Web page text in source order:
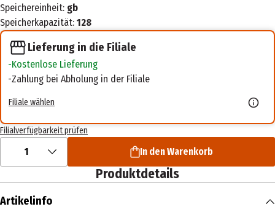
Speichereinheit: gb
Speicherkapazität: 128
Lieferung in die Filiale
Kostenlose Lieferung
Zahlung bei Abholung in der Filiale
Filiale wählen
Filialverfügbarkeit prüfen
1 In den Warenkorb
Produktdetails
Artikelinfo